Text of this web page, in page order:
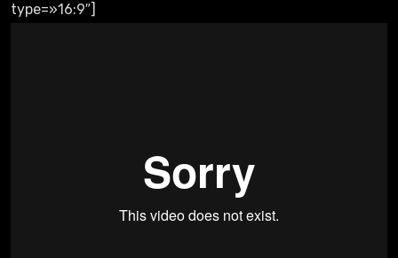
type=»16:9″]